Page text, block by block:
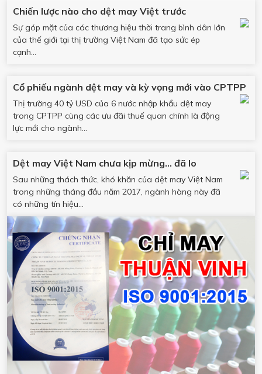
Chiến lược nào cho dệt may Việt trước
Sự góp mặt của các thương hiệu thời trang bình dân lớn
của thế giới tại thị trường Việt Nam đã tạo sức ép
cạnh...
Cổ phiếu ngành dệt may và kỳ vọng mới vào CPTPP
Thị trường 40 tỷ USD của 6 nước nhập khẩu dệt may
trong CPTPP cùng các ưu đãi thuế quan chính là động
lực mới cho ngành...
Dệt may Việt Nam chưa kịp mừng… đã lo
Sau những thách thức, khó khăn của dệt may Việt Nam
trong những tháng đầu năm 2017, ngành hàng này đã
có những tín hiệu...